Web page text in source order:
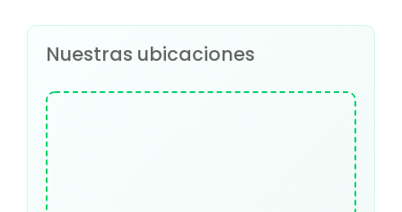
Nuestras ubicaciones